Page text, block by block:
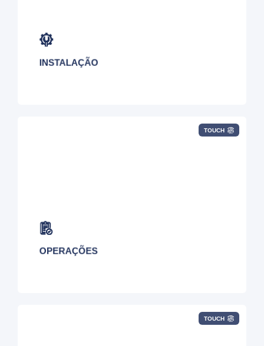
INSTALAÇÃO
serviços de conectividade.
TOUCH
OPERAÇÕES
sob demanda do inventário.
TOUCH